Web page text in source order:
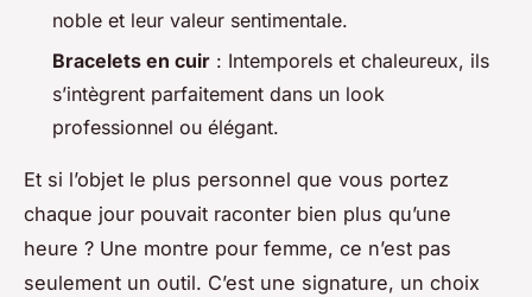
noble et leur valeur sentimentale.
Bracelets en cuir : Intemporels et chaleureux, ils
s’intègrent parfaitement dans un look
professionnel ou élégant.
Et si l’objet le plus personnel que vous portez
chaque jour pouvait raconter bien plus qu’une
heure ? Une montre pour femme, ce n’est pas
seulement un outil. C’est une signature, un choix